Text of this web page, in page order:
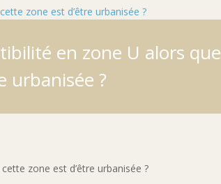
en zone U alors que
urbanisée ?
zone est d’être urbanisée ?